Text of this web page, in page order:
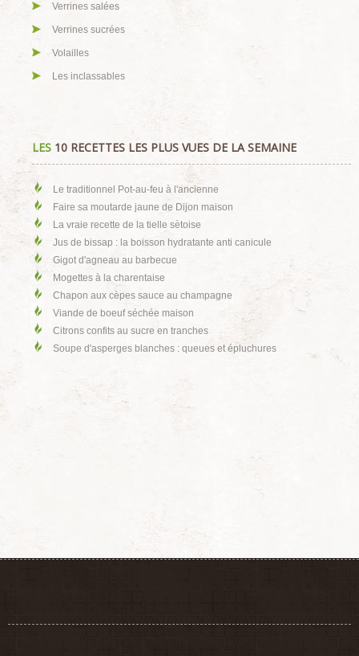
Verrines salées
Verrines sucrées
Volailles
Les inclassables
LES 10 RECETTES LES PLUS VUES DE LA SEMAINE
Le traditionnel Pot-au-feu à l'ancienne
Faire sa moutarde jaune de Dijon maison
La vraie recette de la tielle sètoise
Jus de bissap : la boisson hydratante anti canicule
Gigot d'agneau au barbecue
Mogettes à la charentaise
Chapon aux cèpes sauce au champagne
Viande de boeuf séchée maison
Citrons confits au sucre en tranches
Soupe d'asperges blanches : queues et épluchures